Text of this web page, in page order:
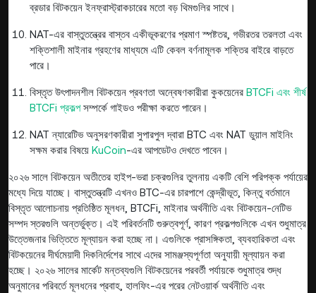
ব্রডার বিটকয়েন ইনফ্রাস্ট্রাকচারের মতো বড় থিমগুলির সাথে।
NAT-এর বাস্তুতন্ত্রের বাস্তব একীভূকরণের প্রমাণ স্পষ্টতর, গভীরতর তরলতা এবং
শক্তিশালী মাইনার গ্রহণের মাধ্যমে এটি কেবল বর্ণনামূলক শক্তির বাইরে বাড়তে
পারে।
বিস্তৃত উৎপাদনশীল বিটকয়েন প্রবণতা অন্বেষণকারীরা কুকয়েনের BTCFi এবং শীর্ষ
BTCFi প্রকল্পসম্পর্কে গাইডও পরীক্ষা করতে পারেন।
NAT ন্যারেটিভ অনুসরণকারীরা সুপারপুল দ্বারা BTC এবং NAT ডুয়াল মাইনিং
সক্ষম করার বিষয়ে KuCoin-এর আপডেটও দেখতে পাবেন।
২০২৬ সালে বিটকয়েন অতীতের হাইপ-ভরা চক্রগুলির তুলনায় একটি বেশি পরিপক্ক পর্যায়ের
মধ্যে দিয়ে যাচ্ছে। বাস্তুতন্ত্রটি এখনও BTC-এর চারপাশে কেন্দ্রীভূত, কিন্তু বর্তমানে
বিস্তৃত আলোচনায় প্রতিষ্ঠিত মূলধন, BTCFi, মাইনার অর্থনীতি এবং বিটকয়েন-নেটিভ
সম্পদ স্তরগুলি অন্তর্ভুক্ত। এই পরিবর্তনটি গুরুত্বপূর্ণ, কারণ প্রকল্পগুলিকে এখন শুধুমাত্র
উত্তেজনার ভিত্তিতে মূল্যায়ন করা হচ্ছে না। এগুলিকে প্রাসঙ্গিকতা, ব্যবহারিকতা এবং
বিটকয়েনের দীর্ঘমেয়াদী দিকনির্দেশের সাথে এদের সামঞ্জস্যপূর্ণতা অনুযায়ী মূল্যায়ন করা
হচ্ছে। ২০২৬ সালের মার্কেট মন্তব্যগুলি বিটকয়েনের পরবর্তী পর্যায়কে শুধুমাত্র শুদ্ধ
অনুমানের পরিবর্তে মূলধনের প্রবাহ, হালফিং-এর পরের নেটওয়ার্ক অর্থনীতি এবং